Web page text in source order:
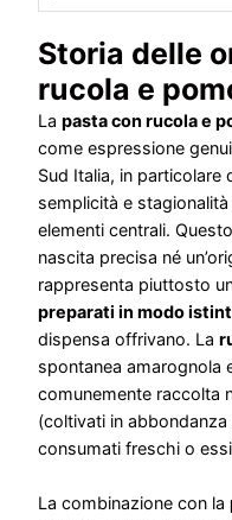
Storia delle
rucola e
La pasta con rucola e
come espressione
Sud Italia, in particolare
semplicità e
elementi centrali.
nascita precisa né
rappresenta piuttosto
preparati in modo
dispensa offrivano. La
spontanea amarognola
comunemente raccolta
(coltivati in
consumati freschi o
La combinazione con la